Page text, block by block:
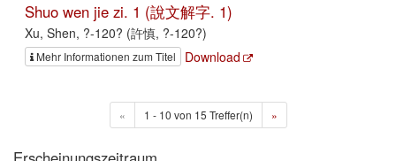
Shuo wen jie zi. 1 (說文解字. 1)
Xu, Shen, ?-120? (許慎, ?-120?)
Mehr Informationen zum Titel Download
« 1 - 10 von 15 Treffer(n) »